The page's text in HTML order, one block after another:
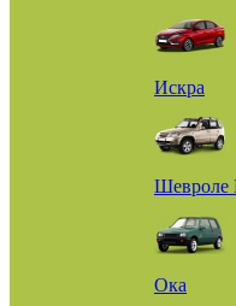
Искра
Шевроле
Ока